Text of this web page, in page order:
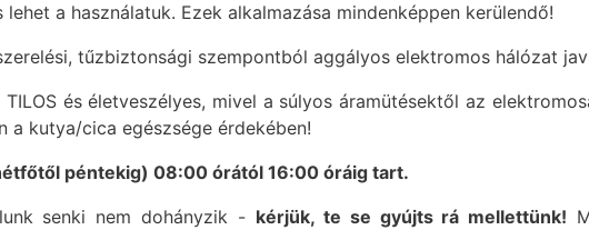
a használatuk. Ezek alkalmazása mindenképpen kerülendő!
tűzbiztonsági szempontból aggályos elektromos hálózat
és életveszélyes, mivel a súlyos áramütésektől az
kutya/cica egészsége érdekében!
péntekig) 08:00 órától 16:00 óráig tart.
senki nem dohányzik - kérjük, te se gyújts rá mellettünk!